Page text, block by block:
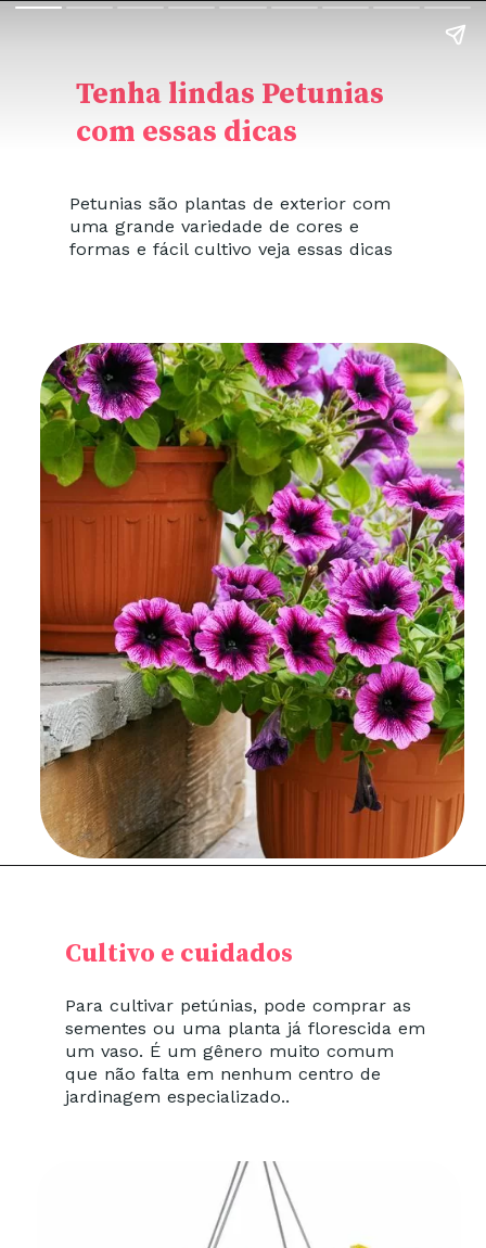
Petunias são plantas de exterior com
uma grande variedade de cores e
formas e fácil cultivo veja essas dicas
Tenha lindas Petunias
com essas dicas
Para cultivar petúnias, pode comprar as
sementes ou uma planta já florescida em
um vaso. É um gênero muito comum
que não falta em nenhum centro de
jardinagem especializado..
Cultivo e cuidados